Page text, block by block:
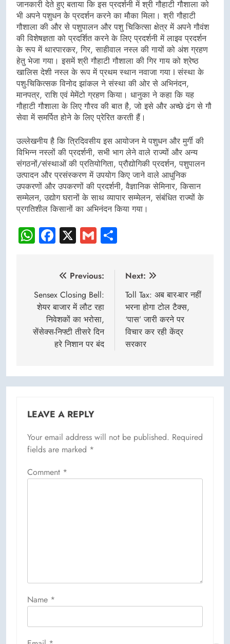
जानकारी देते हुए बताया कि इस प्रदर्शनी में श्री गौहाटी गौशाला को
भी अपने पशुधन के प्रदर्शन करने का मौका मिला। श्री गौहाटी
गौशाला की और से पशुपालन और पशु चिकित्सा क्षेत्र में अपने गौवंश
की विशेषज्ञता को प्रदर्शित करने के लिए प्रदर्शनी में लाइव प्रदर्शन
के रूप में थारपारकर, गिर, साहीवाल नस्ल की गायों को अंश ग्रहण
हेतु भेजा गया। इसमें श्री गौहाटी गौशाला की गिर गाय को श्रेष्ठ
खालिस देशी नस्ल के रूप में प्रथम स्थान नवाजा गया I संस्था के
पशु-चिकित्सक विनोद झांकल ने संस्था की ओर से अभिनंदन,
मानपत्र, राशि एवं मेमेंटो ग्रहण किया। धानुका ने कहा कि यह
गौहाटी गौशाला के लिए गौरव की बात है, जो इसे और अच्छे ढंग से गौ
सेवा में समर्पित होने के लिए प्रेरित करती हैं।
उल्लेखनीय है कि त्रिदिवसीय इस आयोजन मे पशुधन और मुर्गी की
विभिन्न नस्लों की प्रदर्शनी, सभी भाग लेने वाले राज्यों और अन्य
संगठनों/संस्थाओं की प्रतियोगिता, प्रौद्योगिकी प्रदर्शन, पशुपालन
उत्पादन और प्रसंस्करण में उपयोग किए जाने वाले आधुनिक
उपकरणों और उपकरणों की प्रदर्शनी, वैज्ञानिक सेमिनार, किसान
सम्मेलन, उद्योग घरानों के साथ व्यापार सम्मेलन, संबंधित राज्यों के
प्रगतिशील किसानों का अभिनंदन किया गया।
WhatsApp
Facebook
X Gmail
navigation
Previous:
Sensex Closing Bell:
शेयर बाजार में लौट रहा
निवेशकों का भरोसा,
सेंसेक्स-निफ्टी तीसरे दिन
हरे निशान पर बंद
Next:
Toll Tax: अब बार-बार नहीं
भरना होगा टोल टैक्स,
‘पास’ जारी करने पर
विचार कर रही केंद्र
सरकार
LEAVE A REPLY
Your email address will not be published. Required
fields are marked *
Comment *
Name *